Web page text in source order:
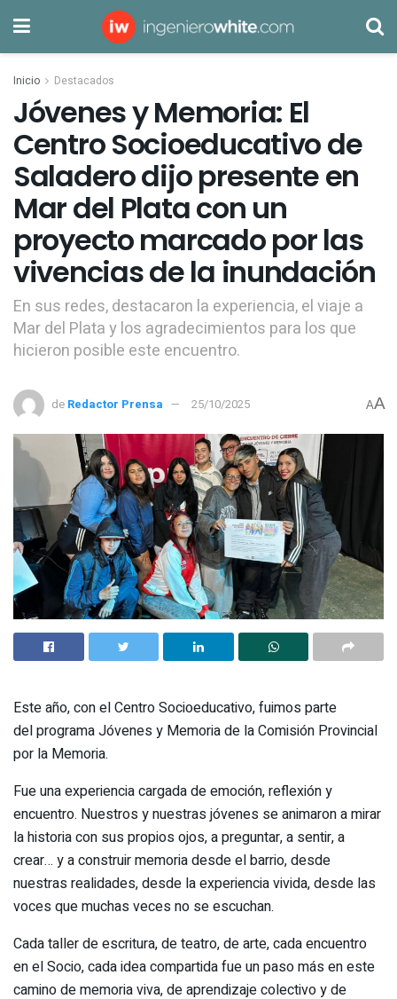
Inicio Destacados
Jóvenes y Memoria: El
Centro Socioeducativo de
Saladero dijo presente en
Mar del Plata con un
proyecto marcado por las
vivencias de la inundación
En sus redes, destacaron la experiencia, el viaje a
Mar del Plata y los agradecimientos para los que
hicieron posible este encuentro.
de Redactor Prensa 25/10/2025 AA
Este año, con el Centro Socioeducativo, fuimos parte
del programa Jóvenes y Memoria de la Comisión Provincial
por la Memoria.
Fue una experiencia cargada de emoción, reflexión y
encuentro. Nuestros y nuestras jóvenes se animaron a mirar
la historia con sus propios ojos, a preguntar, a sentir, a
crear… y a construir memoria desde el barrio, desde
nuestras realidades, desde la experiencia vivida, desde las
voces que muchas veces no se escuchan.
Cada taller de escritura, de teatro, de arte, cada encuentro
en el Socio, cada idea compartida fue un paso más en este
camino de memoria viva, de aprendizaje colectivo y de